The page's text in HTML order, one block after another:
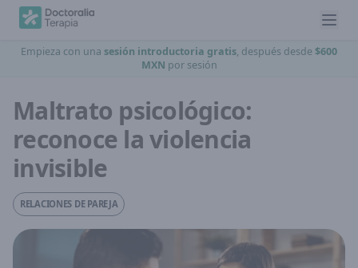
Empieza con una sesión introductoria gratis, después desde $600
MXN por sesión
Maltrato psicológico:
reconoce la violencia
invisible
RELACIONES DE PAREJA